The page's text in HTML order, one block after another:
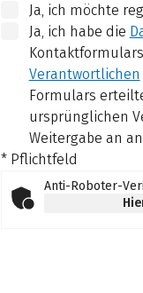
Ja, ich möchte
Ja, ich habe die
Verantwortlichen
Formulars
ursprünglichen
Weitergabe an
* Pflichtfeld
Anti-Roboter-